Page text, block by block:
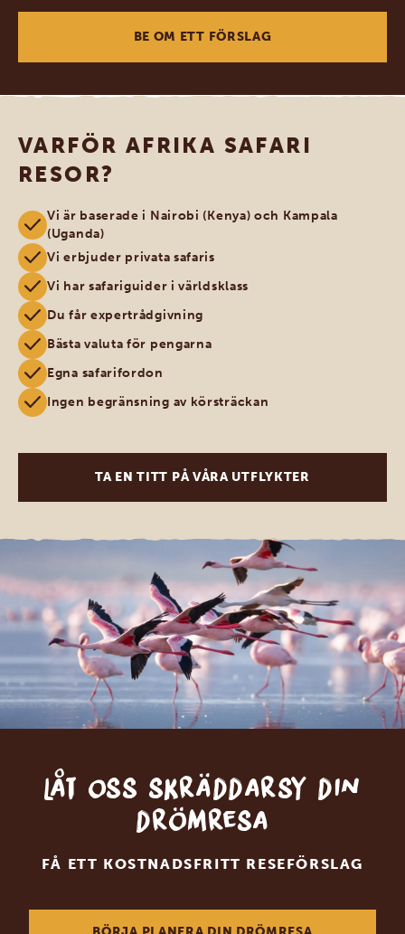
BE OM ETT FÖRSLAG
VARFÖR AFRIKA SAFARI
RESOR?
Vi är baserade i Nairobi (Kenya) och Kampala
(Uganda)
Vi erbjuder privata safaris
Vi har safariguider i världsklass
Du får expertrådgivning
Bästa valuta för pengarna
Egna safarifordon
Ingen begränsning av körsträckan
TA EN TITT PÅ VÅRA UTFLYKTER
Låt oss skräddarsy din
drömresa
FÅ ETT KOSTNADSFRITT RESEFÖRSLAG